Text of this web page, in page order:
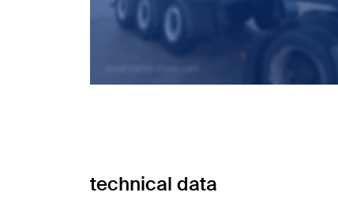
technical data